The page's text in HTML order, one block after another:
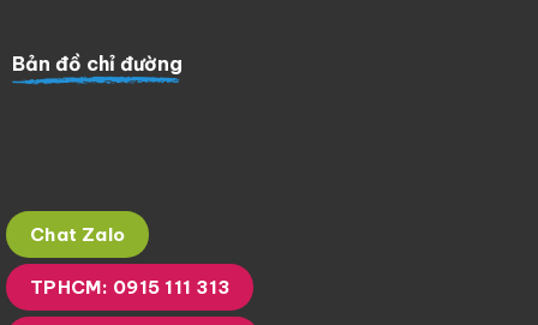
Bản đồ chỉ đường
Chat Zalo
TPHCM: 0915 111 313